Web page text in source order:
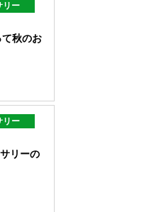
リー
秋のお
リー
リーの